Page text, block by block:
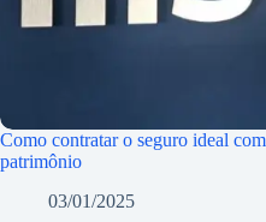
Como contratar o seguro ideal
patrimônio
03/01/2025